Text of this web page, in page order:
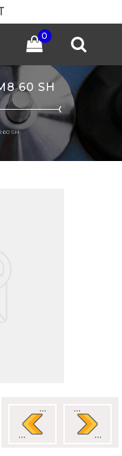
0
60 SH
60 SH